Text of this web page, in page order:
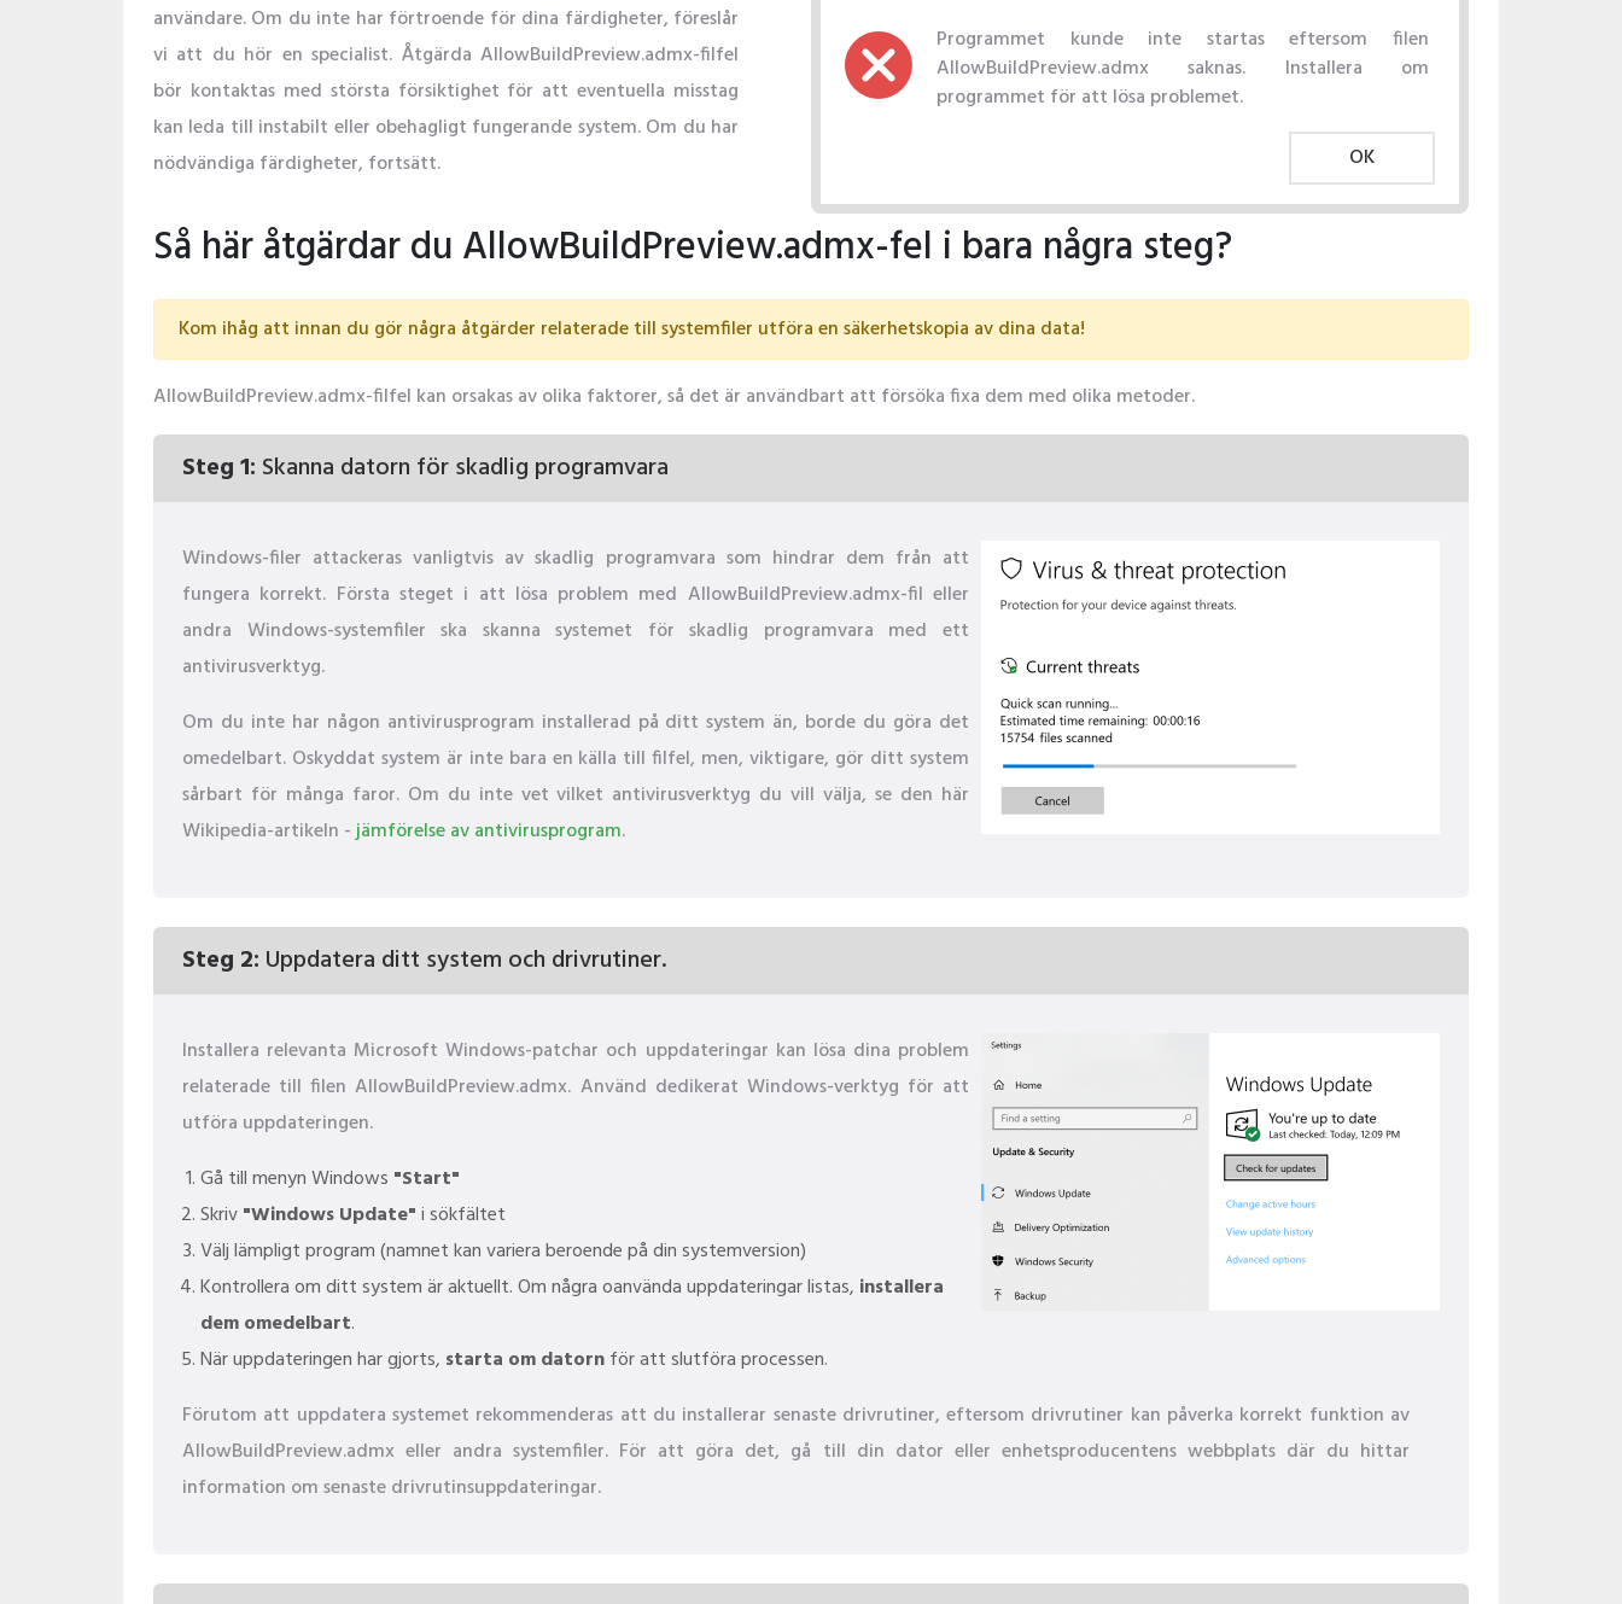
Programmet kunde inte startas eftersom filen
AllowBuildPreview.admx saknas. Installera om
programmet för att lösa problemet.
OK
användare. Om du inte har förtroende för dina färdigheter, föreslår
vi att du hör en specialist. Åtgärda AllowBuildPreview.admx-filfel
bör kontaktas med största försiktighet för att eventuella misstag
kan leda till instabilt eller obehagligt fungerande system. Om du har
nödvändiga färdigheter, fortsätt.
Så här åtgärdar du AllowBuildPreview.admx-fel i bara några steg?
Kom ihåg att innan du gör några åtgärder relaterade till systemfiler utföra en säkerhetskopia av dina data!
AllowBuildPreview.admx-filfel kan orsakas av olika faktorer, så det är användbart att försöka fixa dem med olika metoder.
Steg 1: Skanna datorn för skadlig programvara
Windows-filer attackeras vanligtvis av skadlig programvara som hindrar dem från att
fungera korrekt. Första steget i att lösa problem med AllowBuildPreview.admx-fil eller
andra Windows-systemfiler ska skanna systemet för skadlig programvara med ett
antivirusverktyg.
Om du inte har någon antivirusprogram installerad på ditt system än, borde du göra det
omedelbart. Oskyddat system är inte bara en källa till filfel, men, viktigare, gör ditt system
sårbart för många faror. Om du inte vet vilket antivirusverktyg du vill välja, se den här
Wikipedia-artikeln -jämförelse av antivirusprogram.
Steg 2: Uppdatera ditt system och drivrutiner.
Installera relevanta Microsoft Windows-patchar och uppdateringar kan lösa dina problem
relaterade till filen AllowBuildPreview.admx. Använd dedikerat Windows-verktyg för att
utföra uppdateringen.
Gå till menyn Windows "Start"
Skriv"Windows Update"i sökfältet
Välj lämpligt program (namnet kan variera beroende på din systemversion)
Kontrollera om ditt system är aktuellt. Om några oanvända uppdateringar listas, installera
dem omedelbart.
När uppdateringen har gjorts, starta om datornför att slutföra processen.
Förutom att uppdatera systemet rekommenderas att du installerar senaste drivrutiner, eftersom drivrutiner kan påverka korrekt funktion av
AllowBuildPreview.admx eller andra systemfiler. För att göra det, gå till din dator eller enhetsproducentens webbplats där du hittar
information om senaste drivrutinsuppdateringar.